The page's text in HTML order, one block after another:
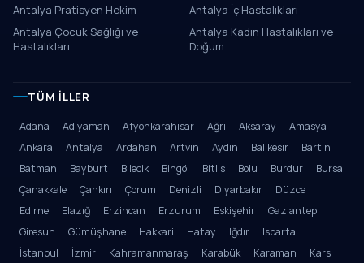
Antalya Pratisyen Hekim
Antalya İç Hastalıkları
Antalya Çocuk Sağlığı ve
Hastalıkları
Antalya Kadın Hastalıkları ve
Doğum
TÜM İLLER
Adana Adıyaman Afyonkarahisar Ağrı Aksaray
Amasya
Ankara
Antalya Ardahan Artvin Aydın Balıkesir
Bartın
Batman
Bayburt Bilecik Bingöl Bitlis Bolu Burdur
Bursa
Çanakkale
Çankırı Çorum Denizli Diyarbakır
Düzce
Edirne
Elazığ Erzincan Erzurum Eskişehir
Gaziantep
Giresun
Gümüşhane Hakkari Hatay Iğdır
Isparta
İstanbul
İzmir Kahramanmaraş Karabük Karaman Kars